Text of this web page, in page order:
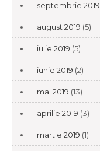
septembrie 2019
august 2019 (5)
iulie 2019 (5)
iunie 2019 (2)
mai 2019 (13)
aprilie 2019 (3)
martie 2019 (1)